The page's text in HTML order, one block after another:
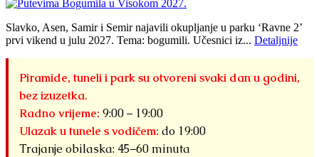
Slavko, Asen, Samir i Semir najavili okupljanje u parku ‘Ravne 2’
prvi vikend u julu 2027. Tema: bogumili. Učesnici iz... Detaljnije
Piramide, tuneli i park su otvoreni svaki dan u godini,
bez izuzetka.
Radno vrijeme: 9:00 – 19:00
Ulazak u tunele s vodičem: do 19:00
Trajanje obilaska: 45–60 minuta